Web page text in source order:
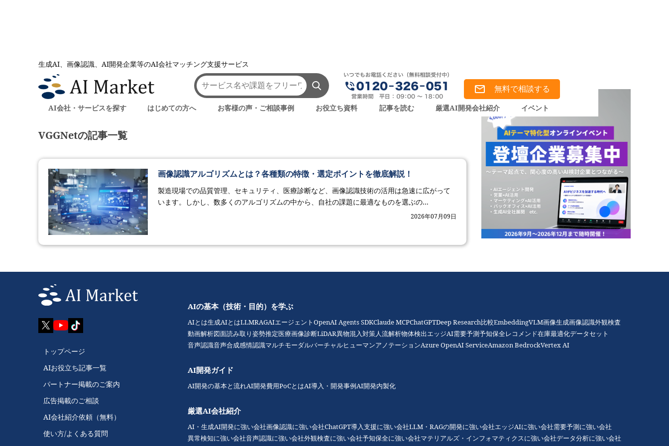
生成AI、画像認識、AI開発企業等のAI会社マッチング支援サービス
無料で相談する
AI会社・サービスを探す はじめての方へ お客様の声・ご相談事例 お役立ち資料 記事を読む 厳選AI開発会社紹介 イベント
AI会社とのマッチングは AI Market 記事一覧 VGGNet
記事一覧
VGGNetの記事一覧
画像認識アルゴリズムとは？各種類の特徴・選定ポイントを徹底解説！
製造現場での品質管理、セキュリティ、医療診断など、画像認識技術の活用は急速に広がって
います。しかし、数多くのアルゴリズムの中から、自社の課題に最適なものを選ぶの...
2026年07月09日
トップページ
AIお役立ち記事一覧
パートナー掲載のご案内
広告掲載のご相談
AI会社紹介依頼（無料）
使い方/よくある質問
AIの基本（技術・目的）を学ぶ
AIとは生成AIとはLLMRAGAIエージェントOpenAI Agents SDKClaude MCPChatGPTDeep Research比較EmbeddingVLM画像生成画像認識外観検査
動画解析図面読み取り姿勢推定医療画像診断LiDAR異物混入対策人流解析物体検出エッジAI需要予測予知保全レコメンド在庫最適化データセット
音声認識音声合成感情認識マルチモーダルバーチャルヒューマンアノテーションAzure OpenAI ServiceAmazon BedrockVertex AI
AI開発ガイド
AI開発の基本と流れAI開発費用PoCとはAI導入・開発事例AI開発内製化
厳選AI会社紹介
AI・生成AI開発に強い会社画像認識に強い会社ChatGPT導入支援に強い会社LLM・RAGの開発に強い会社エッジAIに強い会社需要予測に強い会社
異常検知に強い会社音声認識に強い会社外観検査に強い会社予知保全に強い会社マテリアルズ・インフォマティクスに強い会社データ分析に強い会社